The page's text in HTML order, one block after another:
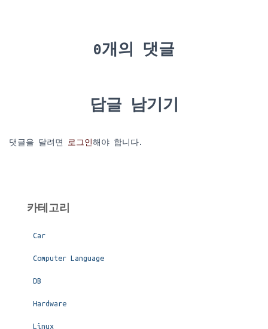
0개의 댓글
답글 남기기
댓글을 달려면 로그인 해야 합니다.
카테고리
Car
Computer Language
DB
Hardware
Linux